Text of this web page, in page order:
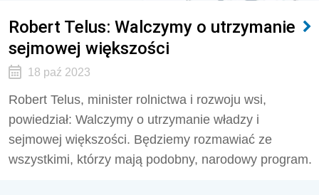
Robert Telus: Walczymy o utrzymanie
sejmowej większości
18 paź 2023
Robert Telus, minister rolnictwa i rozwoju wsi,
powiedział: Walczymy o utrzymanie władzy i
sejmowej większości. Będziemy rozmawiać ze
wszystkimi, którzy mają podobny, narodowy program.